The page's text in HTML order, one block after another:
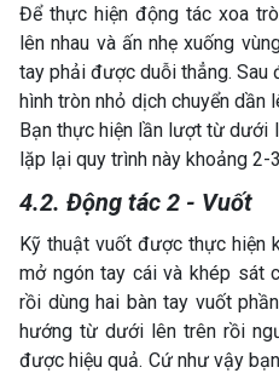
Để thực hiện động tác xoa
lên nhau và ấn nhẹ xuống
tay phải được duỗi thẳng. Sau
hình tròn nhỏ dịch chuyển dần
Bạn thực hiện lần lượt từ dưới
lặp lại quy trình này khoảng 2-
4.2. Động tác 2 - Vuốt
Kỹ thuật vuốt được thực hiện
mở ngón tay cái và khép sát
rồi dùng hai bàn tay vuốt
hướng từ dưới lên trên rồi
được hiệu quả. Cứ như vậy